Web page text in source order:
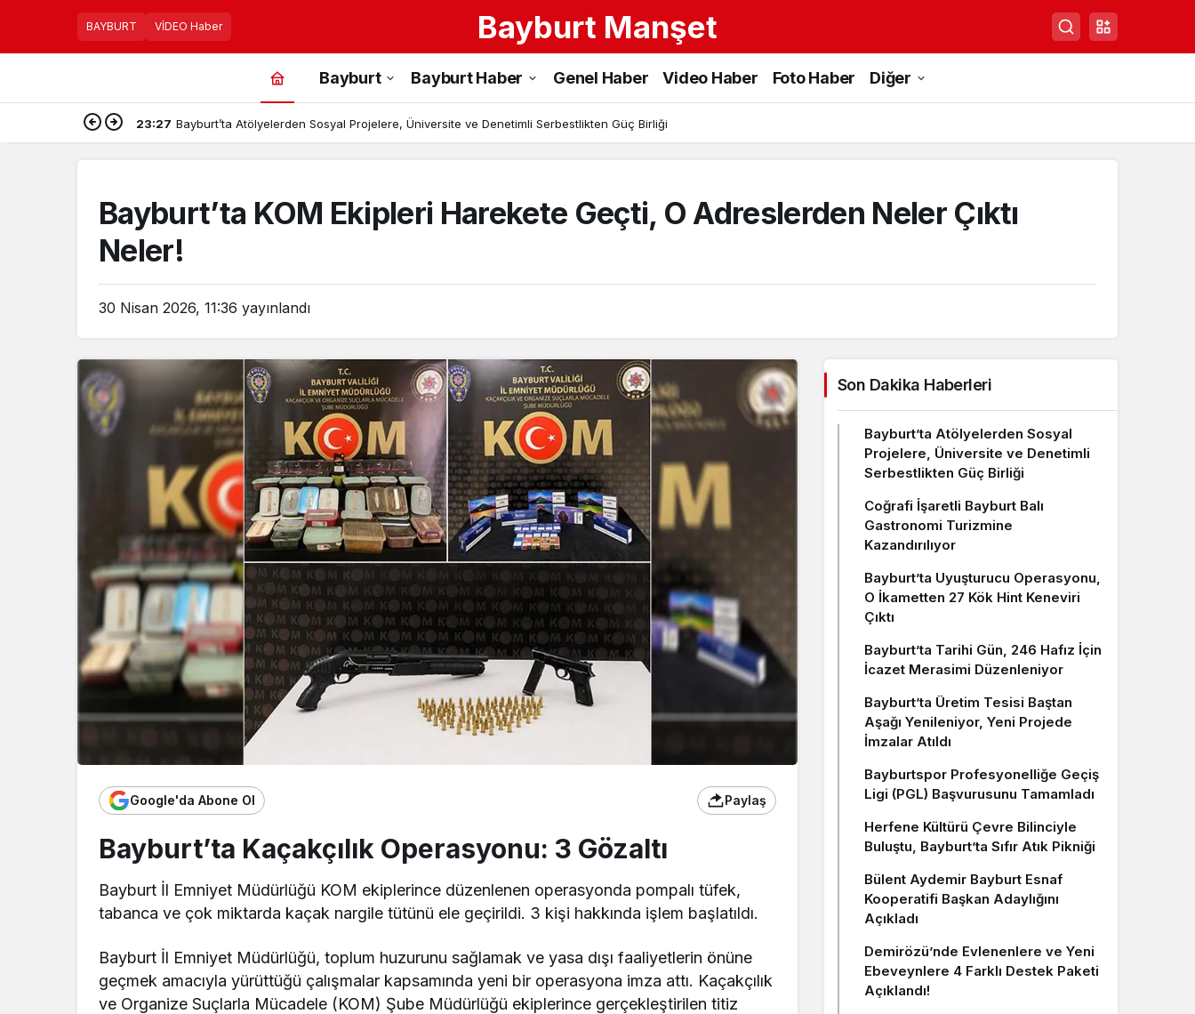
BAYBURT VİDEO Haber Bayburt Manşet
Bayburt Bayburt Haber Genel Haber Video Haber Foto Haber Diğer
23:27 Bayburt’ta Atölyelerden Sosyal Projelere, Üniversite ve Denetimli Serbestlikten Güç Birliği
Bayburt’ta KOM Ekipleri Harekete Geçti, O Adreslerden Neler Çıktı
Neler!
30 Nisan 2026, 11:36 yayınlandı
Google'da Abone Ol Paylaş
Bayburt’ta Kaçakçılık Operasyonu: 3 Gözaltı
Bayburt İl Emniyet Müdürlüğü KOM ekiplerince düzenlenen operasyonda pompalı tüfek,
tabanca ve çok miktarda kaçak nargile tütünü ele geçirildi. 3 kişi hakkında işlem başlatıldı.
Bayburt İl Emniyet Müdürlüğü, toplum huzurunu sağlamak ve yasa dışı faaliyetlerin önüne
geçmek amacıyla yürüttüğü çalışmalar kapsamında yeni bir operasyona imza attı. Kaçakçılık
ve Organize Suçlarla Mücadele (KOM) Şube Müdürlüğü ekiplerince gerçekleştirilen titiz
Son Dakika Haberleri
Bayburt’ta Atölyelerden Sosyal
Projelere, Üniversite ve Denetimli
Serbestlikten Güç Birliği
Coğrafi İşaretli Bayburt Balı
Gastronomi Turizmine
Kazandırılıyor
Bayburt’ta Uyuşturucu Operasyonu,
O İkametten 27 Kök Hint Keneviri
Çıktı
Bayburt’ta Tarihi Gün, 246 Hafız İçin
İcazet Merasimi Düzenleniyor
Bayburt’ta Üretim Tesisi Baştan
Aşağı Yenileniyor, Yeni Projede
İmzalar Atıldı
Bayburtspor Profesyonelliğe Geçiş
Ligi (PGL) Başvurusunu Tamamladı
Herfene Kültürü Çevre Bilinciyle
Buluştu, Bayburt’ta Sıfır Atık Pikniği
Bülent Aydemir Bayburt Esnaf
Kooperatifi Başkan Adaylığını
Açıkladı
Demirözü’nde Evlenenlere ve Yeni
Ebeveynlere 4 Farklı Destek Paketi
Açıklandı!